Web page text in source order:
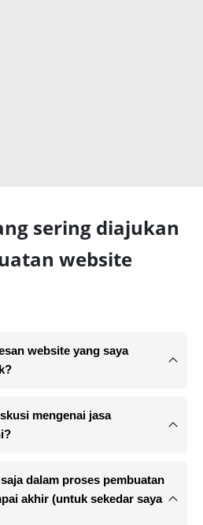
sering diajukan
website
website yang saya
mengenai jasa
dalam proses pembuatan
akhir (untuk sekedar saya